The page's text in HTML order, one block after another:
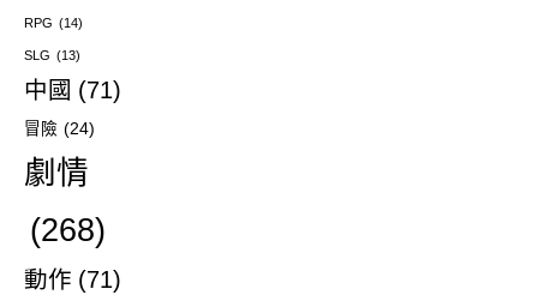
RPG (14)
SLG (13)
中國 (71)
冒險 (24)
劇情
(268)
動作 (71)